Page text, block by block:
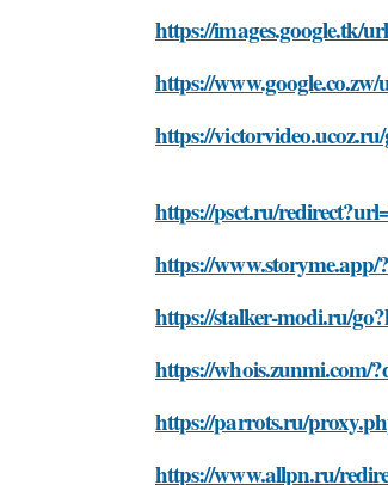
https://images.google.tk/
https://
https://
https://psct.ru/
https://www.storyme.app/
https://stalker-modi.ru/
https://whois.zunmi.com/
https://parrots.ru/
https://www.allpn.ru/